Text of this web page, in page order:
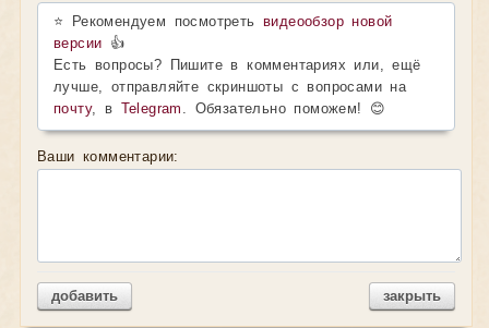
⭐ Рекомендуем посмотретьвидеообзор новой
версии 👍
Есть вопросы? Пишите в комментариях или, ещё
лучше, отправляйте скриншоты с вопросами на
почту, в Telegram . Обязательно поможем! 😊
Ваши комментарии:
добавить закрыть